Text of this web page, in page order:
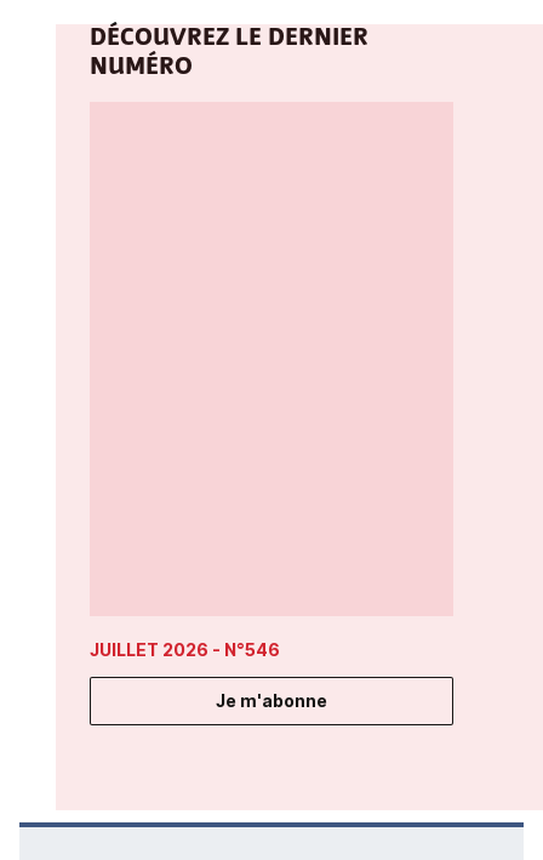
DÉCOUVREZ LE DERNIER
NUMÉRO
JUILLET 2026 - N°546
Je m'abonne